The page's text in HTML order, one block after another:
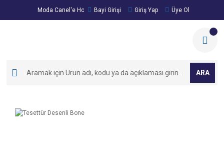
Moda Canel'e Hoşgeldiniz!
Bayi Girişi Giriş Yap Üye Ol
ARA